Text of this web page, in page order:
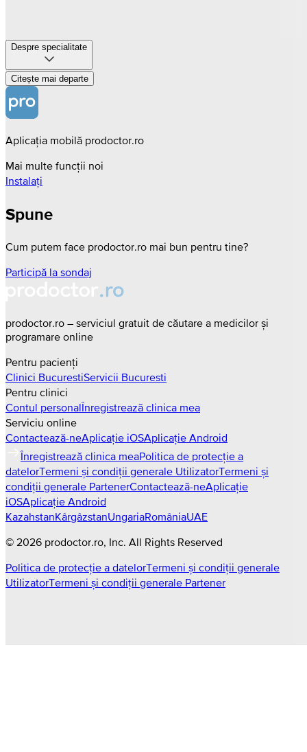
Despre specialitate
Citește mai departe
Aplicația mobilă prodoctor.ro
Mai multe funcții noi
Instalați
Spune
Cum putem face prodoctor.ro mai bun pentru tine?
Participă la sondaj
prodoctor.ro – serviciul gratuit de căutare a medicilor și
programare online
Pentru pacienți
Clinici BucurestiServicii Bucuresti
Pentru clinici
Contul personalÎnregistrează clinica mea
Serviciu online
Contactează-neAplicație iOSAplicație Android
Înregistrează clinica meaPolitica de protecție a
datelorTermeni și condiții generale UtilizatorTermeni și
condiții generale PartenerContactează-neAplicație
iOSAplicație Android
KazahstanKârgâzstanUngariaRomâniaUAE
© 2026 prodoctor.ro, Inc. All Rights Reserved
Politica de protecție a datelorTermeni și condiții generale
UtilizatorTermeni și condiții generale Partener